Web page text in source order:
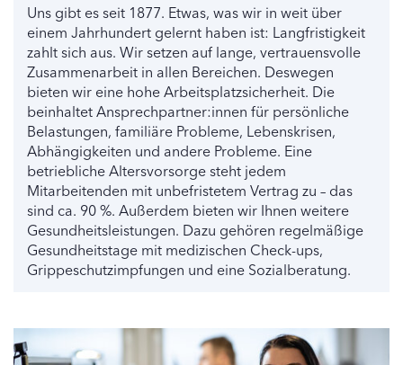
Uns gibt es seit 1877. Etwas, was wir in weit über
einem Jahrhundert gelernt haben ist: Langfristigkeit
zahlt sich aus. Wir setzen auf lange, vertrauensvolle
Zusammenarbeit in allen Bereichen. Deswegen
bieten wir eine hohe Arbeitsplatzsicherheit. Die
beinhaltet Ansprechpartner:innen für persönliche
Belastungen, familiäre Probleme, Lebenskrisen,
Abhängigkeiten und andere Probleme. Eine
betriebliche Altersvorsorge steht jedem
Mitarbeitenden mit unbefristetem Vertrag zu – das
sind ca. 90 %. Außerdem bieten wir Ihnen weitere
Gesundheitsleistungen. Dazu gehören regelmäßige
Gesundheitstage mit medizischen Check-ups,
Grippeschutzimpfungen und eine Sozialberatung.